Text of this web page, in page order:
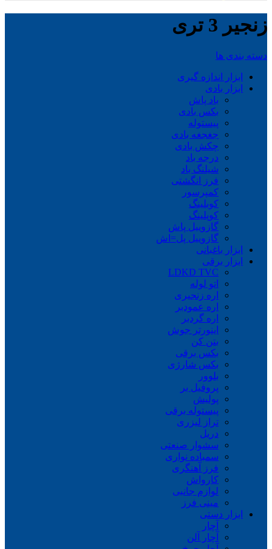
زنجیر 3 تری
دسته بندی ها
ابزار اندازه گیری
ابزار بادی
باد پاش
بکس بادی
پیستوله
جغجغه بادی
چکش بادی
درجه باد
شیلنگ باد
فرز انگشتی
کمپرسور
کوبلینگ
کوپلینگ
گازوییل پاش
گازوییل پل=اش
ابزار باغبانی
ابزار برقی
LDKD TVC
اتو لوله
اره زنجیری
اره عمودبر
اره گردبر
اینورتر جوش
بتن کن
بکس برقی
بکس شارژی
بلوور
پروفیل بر
پولیش
پیستوله برقی
تراز لیزری
دریل
سشوار صنعتی
سمباده نواری
فرز آهنگری
کارواش
لوازم جانبی
مینی فرز
ابزار دستی
آچار
آچار آلن